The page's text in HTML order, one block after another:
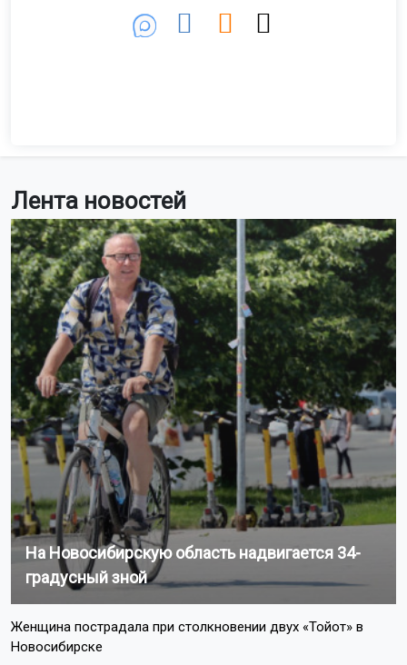
Лента новостей
На Новосибирскую область надвигается 34-
градусный зной
Женщина пострадала при столкновении двух «Тойот» в
Новосибирске